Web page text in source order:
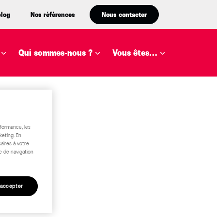
Nos références Nous contacter
Qui sommes-nous ? Vous êtes…
les
En
à votre
de navigation